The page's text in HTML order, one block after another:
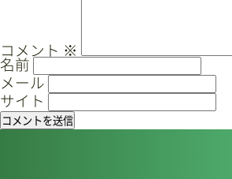
CAD/PDFデータ
シンテック公式Instagram
ョ
ン
コメント ※
名前
メール
サイト